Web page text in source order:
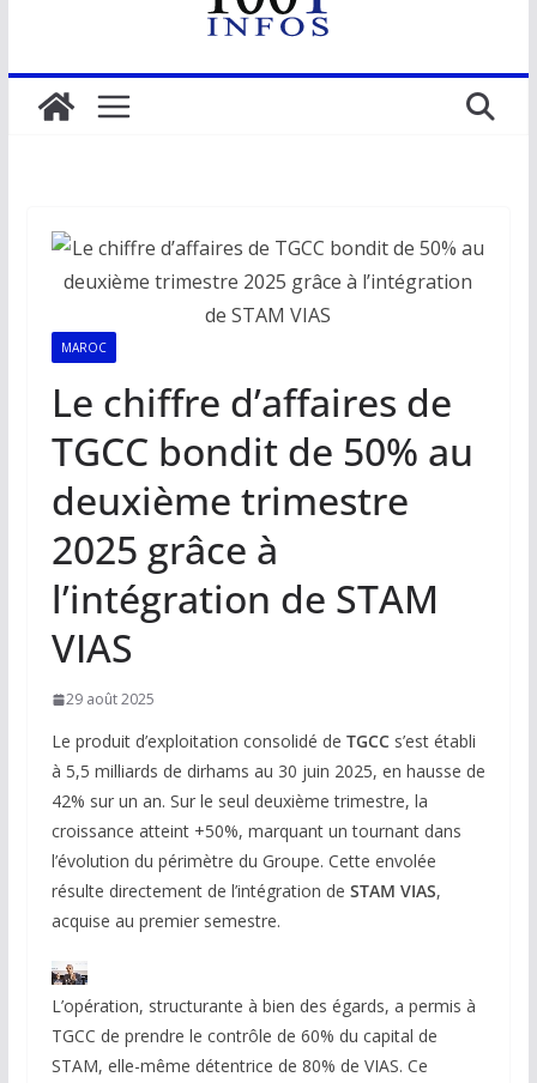
MAROC
Le chiffre d’affaires de
TGCC bondit de 50% au
deuxième trimestre
2025 grâce à
l’intégration de STAM
VIAS
29 août 2025
Le produit d’exploitation consolidé de TGCCs’est établi
à 5,5 milliards de dirhams au 30 juin 2025, en hausse de
42% sur un an. Sur le seul deuxième trimestre, la
croissance atteint +50%, marquant un tournant dans
l’évolution du périmètre du Groupe. Cette envolée
résulte directement de l’intégration de STAM VIAS,
acquise au premier semestre.
L’opération, structurante à bien des égards, a permis à
TGCC de prendre le contrôle de 60% du capital de
STAM, elle-même détentrice de 80% de VIAS. Ce